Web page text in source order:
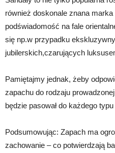
również doskonale znana
podświadomość na fale
się np.w przypadku
jubilerskich,czarujących
Pamiętajmy jednak, żeby
zapachu do rodzaju
będzie pasował do każdego
Podsumowując: Zapach ma
zachowanie – co potwierdzają